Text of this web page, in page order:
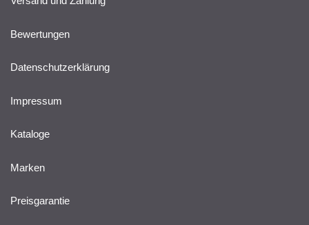
Bewertungen
Datenschutzerklärung
Impressum
Kataloge
Marken
Preisgarantie